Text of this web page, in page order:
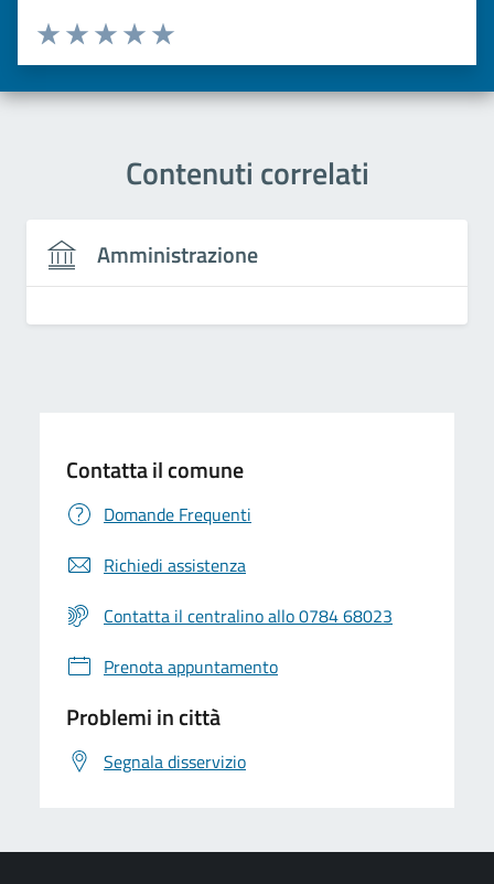
Valuta da 1 a 5 stelle la pagina
Valuta 5 stelle su 5
Valuta 4 stelle su 5
Valuta 3 stelle su 5
Valuta 2 stelle su 5
Valuta una stella su 5
Contenuti correlati
Amministrazione
Contatta il comune
Domande Frequenti
Richiedi assistenza
Contatta il centralino allo 0784 68023
Prenota appuntamento
Problemi in città
Segnala disservizio